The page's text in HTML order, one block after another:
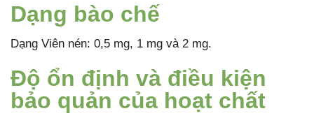
Dạng bào chế
Dạng Viên nén: 0,5 mg, 1 mg và 2 mg.
Độ ổn định và điều kiện
bảo quản của hoạt chất